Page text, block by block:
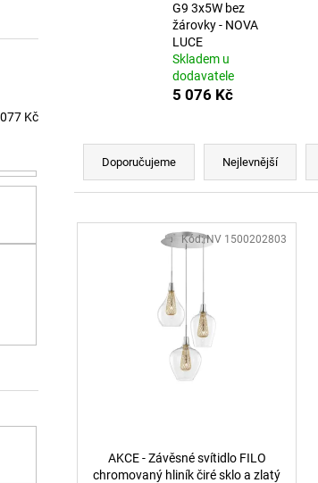
Kč
G9 3x5W bez
žárovky - NOVA
LUCE
Skladem u
dodavatele
5 076 Kč
Řazení produktů
Doporučujeme Nejlevnější
Výpis produktů
AKCE - Závěsné svítidlo FILO
chromovaný hliník čiré sklo a zlatý
Kód:NV 1500202803
ZÁVĚSNÉ SVÍTIDLO RANDO THIN
BROUŠENÝ STŘÍBRNÝ HLINÍK A AKRYL
9 078 Kč